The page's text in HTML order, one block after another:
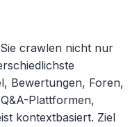
crawlen nicht nur
Bewertungen, Foren,
Plattformen,
kontextbasiert. Ziel